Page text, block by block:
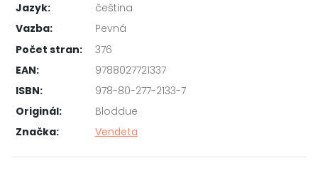
Jazyk:
čeština
Vazba:
Pevná
Počet stran:
376
EAN:
9788027721337
ISBN:
978-80-277-2133-7
Originál:
Bloddue
Značka:
Vendeta